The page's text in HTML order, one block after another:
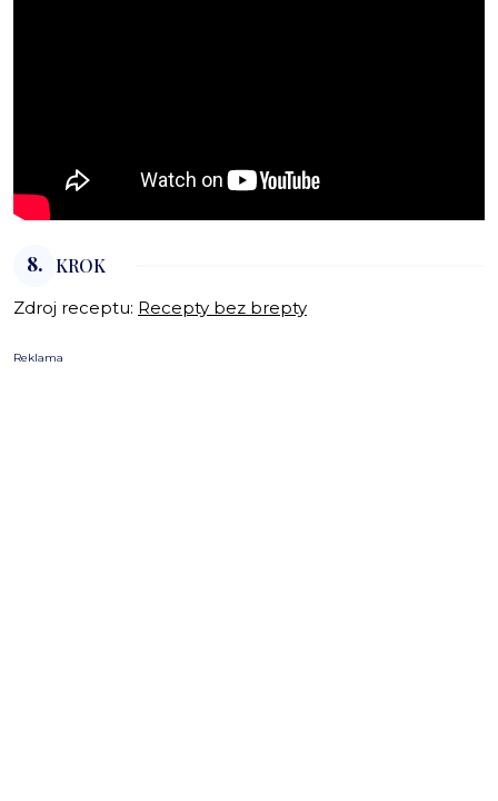
8. KROK
Zdroj receptu: Recepty bez brepty
Reklama